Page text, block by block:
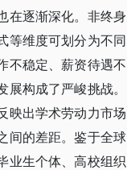
在逐渐深化。非终身
等维度可划分为不同
不稳定、薪资待遇不
构成了严峻挑战。
映出学术劳动力市场
间的差距。鉴于全球
业生个体、高校组织